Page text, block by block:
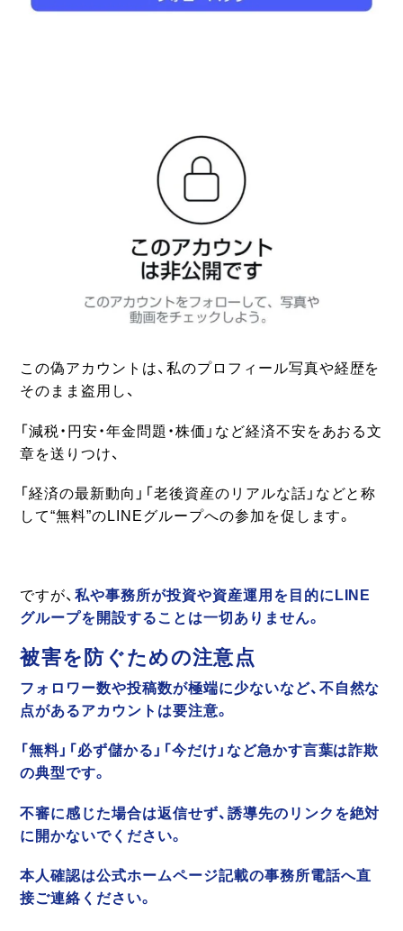
この偽アカウントは、私のプロフィール写真や経歴を
そのまま盗用し、
「減税・円安・年金問題・株価」など経済不安をあおる文
章を送りつけ、
「経済の最新動向」「老後資産のリアルな話」などと称
して“無料”のLINEグループへの参加を促します。
ですが、私や事務所が投資や資産運用を目的にLINE
グループを開設することは一切ありません。
被害を防ぐための注意点
フォロワー数や投稿数が極端に少ないなど、不自然な
点があるアカウントは要注意。
「無料」「必ず儲かる」「今だけ」など急かす言葉は詐欺
の典型です。
不審に感じた場合は返信せず、誘導先のリンクを絶対
に開かないでください。
本人確認は公式ホームページ記載の事務所電話へ直
接ご連絡ください。